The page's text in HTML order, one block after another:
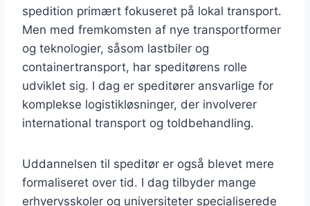
spedition primært fokuseret på lokal transport.
Men med fremkomsten af nye transportformer
og teknologier, såsom lastbiler og
containertransport, har speditørens rolle
udviklet sig. I dag er speditører ansvarlige for
komplekse logistikløsninger, der involverer
international transport og toldbehandling.
Uddannelsen til speditør er også blevet mere
formaliseret over tid. I dag tilbyder mange
erhvervsskoler og universiteter specialiserede